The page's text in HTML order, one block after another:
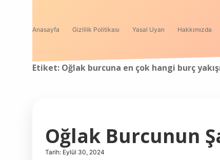
Anasayfa Gizlilik Politikası Yasal Uyarı Hakkımızda
Etiket: Oğlak burcuna en çok hangi burç
Oğlak Burcunun
Tarih: Eylül 30, 2024